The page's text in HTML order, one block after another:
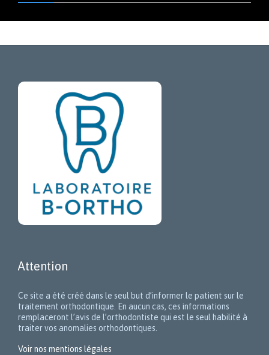
Attention
Ce site a été créé dans le seul but d’informer le patient sur le
traitement orthodontique. En aucun cas, ces informations
remplaceront l’avis de l’orthodontiste qui est le seul habilité à
traiter vos anomalies orthodontiques.
Voir nos mentions légales